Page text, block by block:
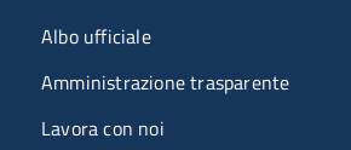
Menu organizzazione
Albo ufficiale
Amministrazione trasparente
Lavora con noi